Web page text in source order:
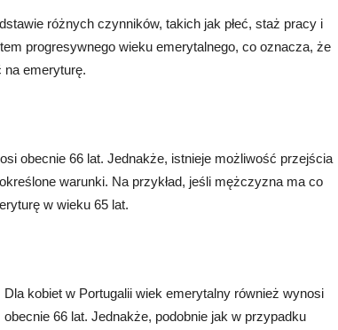
różnych czynników, takich jak płeć, staż pracy i
progresywnego wieku emerytalnego, co oznacza, że
na emeryturę.
obecnie 66 lat. Jednakże, istnieje możliwość przejścia
warunki. Na przykład, jeśli mężczyzna ma co
w wieku 65 lat.
Dla kobiet w Portugalii wiek emerytalny również wynosi
obecnie 66 lat. Jednakże, podobnie jak w przypadku